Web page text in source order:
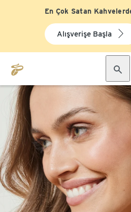
En Çok Satan
Alışverişe Başla